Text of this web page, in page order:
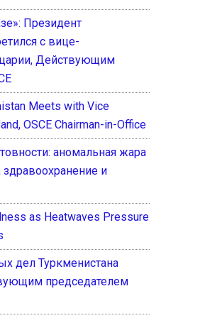
Президент
с вице-
Действующим
Meets with Vice
OSCE Chairman-in-Office
аномальная жара
здравоохранение и
as Heatwaves Pressure
дел Туркменистана
председателем